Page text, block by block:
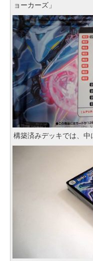
ョーカーズ」
構築済みデッキでは、